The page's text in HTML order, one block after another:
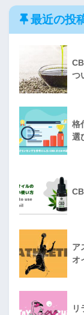
最近の投
つ
格
選
ア
オ
リ